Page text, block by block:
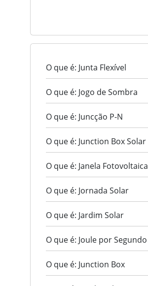
O que é: Junta Flexível
O que é: Jogo de Sombra
O que é: Juncção P-N
O que é: Junction Box Solar
O que é: Janela Fotovoltaica
O que é: Jornada Solar
O que é: Jardim Solar
O que é: Joule por Segundo
O que é: Junction Box